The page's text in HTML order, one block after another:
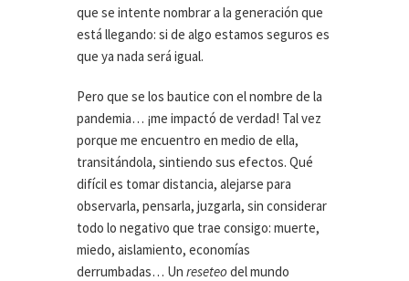
que se intente nombrar a la generación que
está llegando: si de algo estamos seguros es
que ya nada será igual.
Pero que se los bautice con el nombre de la
pandemia… ¡me impactó de verdad! Tal vez
porque me encuentro en medio de ella,
transitándola, sintiendo sus efectos. Qué
difícil es tomar distancia, alejarse para
observarla, pensarla, juzgarla, sin considerar
todo lo negativo que trae consigo: muerte,
miedo, aislamiento, economías
derrumbadas… Un reseteo del mundo